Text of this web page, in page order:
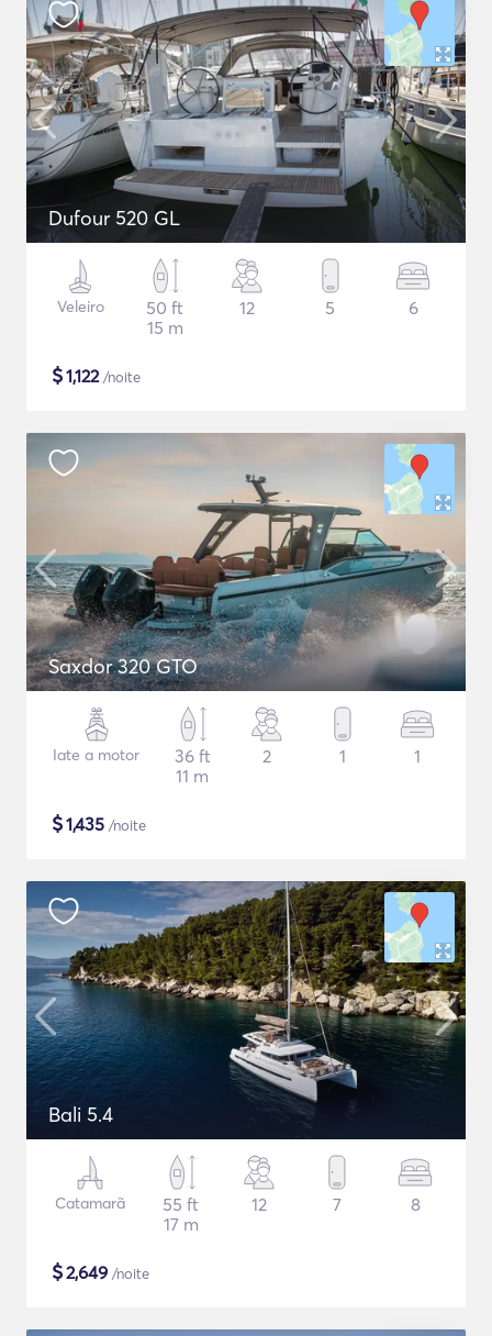
Dufour 520 GL
Veleiro
50 ft
15 m
12 5 6
$1,122/noite
Saxdor 320 GTO
Iate a motor
36 ft
11 m
2 1 1
$1,435 /noite
Bali 5.4
Catamarã
55 ft
17 m
12 7 8
$2,649 /noite